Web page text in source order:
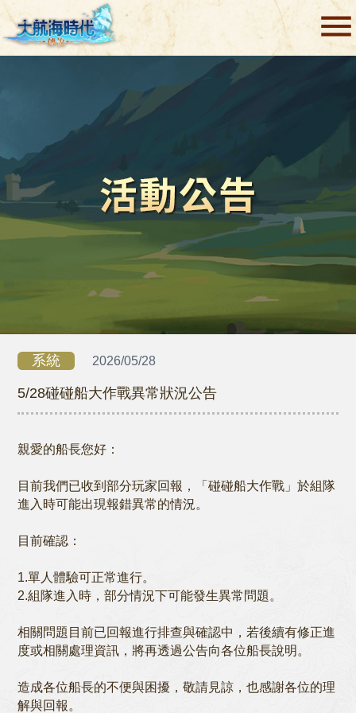
系統 2026/05/28
5/28碰碰船大作戰異常狀況公告
親愛的船長您好：
目前我們已收到部分玩家回報，「碰碰船大作戰」於組隊
進入時可能出現報錯異常的情況。
目前確認：
1.單人體驗可正常進行。
2.組隊進入時，部分情況下可能發生異常問題。
相關問題目前已回報進行排查與確認中，若後續有修正進
度或相關處理資訊，將再透過公告向各位船長說明。
造成各位船長的不便與困擾，敬請見諒，也感謝各位的理
解與回報。